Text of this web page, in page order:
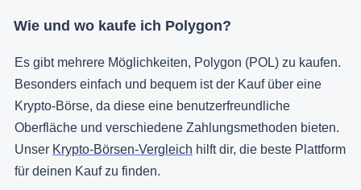
Wie und wo kaufe ich Polygon?
Es gibt mehrere Möglichkeiten, Polygon (POL) zu kaufen.
Besonders einfach und bequem ist der Kauf über eine
Krypto-Börse, da diese eine benutzerfreundliche
Oberfläche und verschiedene Zahlungsmethoden bieten.
Unser Krypto-Börsen-Vergleich hilft dir, die beste Plattform
für deinen Kauf zu finden.